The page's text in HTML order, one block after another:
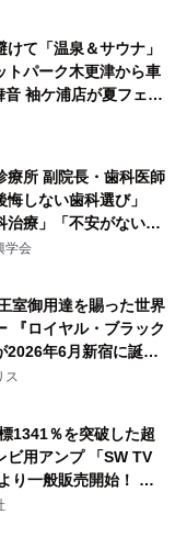
けて「温泉＆サウナ」
トパーク木更津から車
袖ケ浦店が夏フェア
療所 副院長・歯科医師
しない歯科選び」
治療」「不安がない治
に専門監修
学会
室御用達を賜った世界
『ロイヤル・ブラック
2026年6月新宿に誕
ャパンと連携した
Arca」
ス
1341％を突破した超
ビ用アンプ 「SW TV
り一般販売開始！ ケ
だけ、テレビの音が